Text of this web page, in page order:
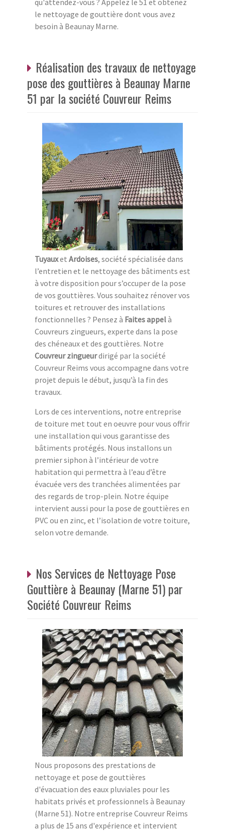
qu'attendez-vous ? Appelez le 51 et obtenez
le nettoyage de gouttière dont vous avez
besoin à Beaunay Marne.
Réalisation des travaux de nettoyage
pose des gouttières à Beaunay Marne
51 par la société Couvreur Reims
Tuyauxet Ardoises, société spécialisée dans
l’entretien et le nettoyage des bâtiments est
à votre disposition pour s’occuper de la pose
de vos gouttières. Vous souhaitez rénover vos
toitures et retrouver des installations
fonctionnelles ? Pensez à Faites appelà
Couvreurs zingueurs, experte dans la pose
des chéneaux et des gouttières. Notre
Couvreur zingueurdirigé par la société
Couvreur Reims vous accompagne dans votre
projet depuis le début, jusqu’à la fin des
travaux.
Lors de ces interventions, notre entreprise
de toiture met tout en oeuvre pour vous offrir
une installation qui vous garantisse des
bâtiments protégés. Nous installons un
premier siphon à l’intérieur de votre
habitation qui permettra à l’eau d’être
évacuée vers des tranchées alimentées par
des regards de trop-plein. Notre équipe
intervient aussi pour la pose de gouttières en
PVC ou en zinc, et l’isolation de votre toiture,
selon votre demande.
Nos Services de Nettoyage Pose
Gouttière à Beaunay (Marne 51) par
Société Couvreur Reims
Nous proposons des prestations de
nettoyage et pose de gouttières
d'évacuation des eaux pluviales pour les
habitats privés et professionnels à Beaunay
(Marne 51). Notre entreprise Couvreur Reims
a plus de 15 ans d'expérience et intervient